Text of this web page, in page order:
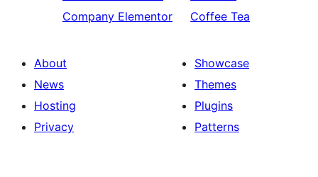
Company Elementor
Coffee Tea
About
News
Hosting
Privacy
Showcase
Themes
Plugins
Patterns